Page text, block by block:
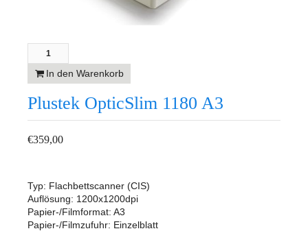
In den Warenkorb
Plustek OpticSlim 1180 A3
€359,00
Typ: Flachbettscanner (CIS)
Auflösung: 1200x1200dpi
Papier-/Filmformat: A3
Papier-/Filmzufuhr: Einzelblatt